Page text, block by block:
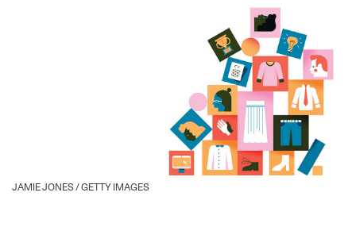
JAMIE JONES / GETTY IMAGES